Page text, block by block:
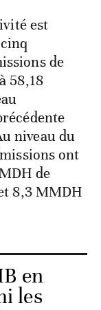
est
de
58,18
niveau du
ont
de
8,3 MMDH
en
les